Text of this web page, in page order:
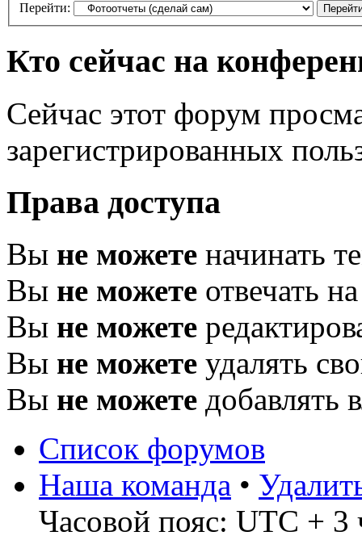
Перейти:
Кто сейчас на
Сейчас этот форум
зарегистрированных
Права доступа
Вы не можете начинать
Вы не можете отвечать
Вы не можете
Вы не можете удалять
Вы не можете добавлять
Список форумов
Наша команда •
Часовой пояс: UTC + 3